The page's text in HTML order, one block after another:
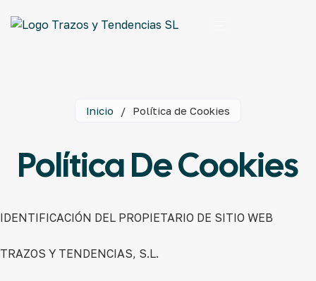
Inicio / Política de Cookies
Política De Cookies
IDENTIFICACIÓN DEL PROPIETARIO DE SITIO WEB
TRAZOS Y TENDENCIAS, S.L.